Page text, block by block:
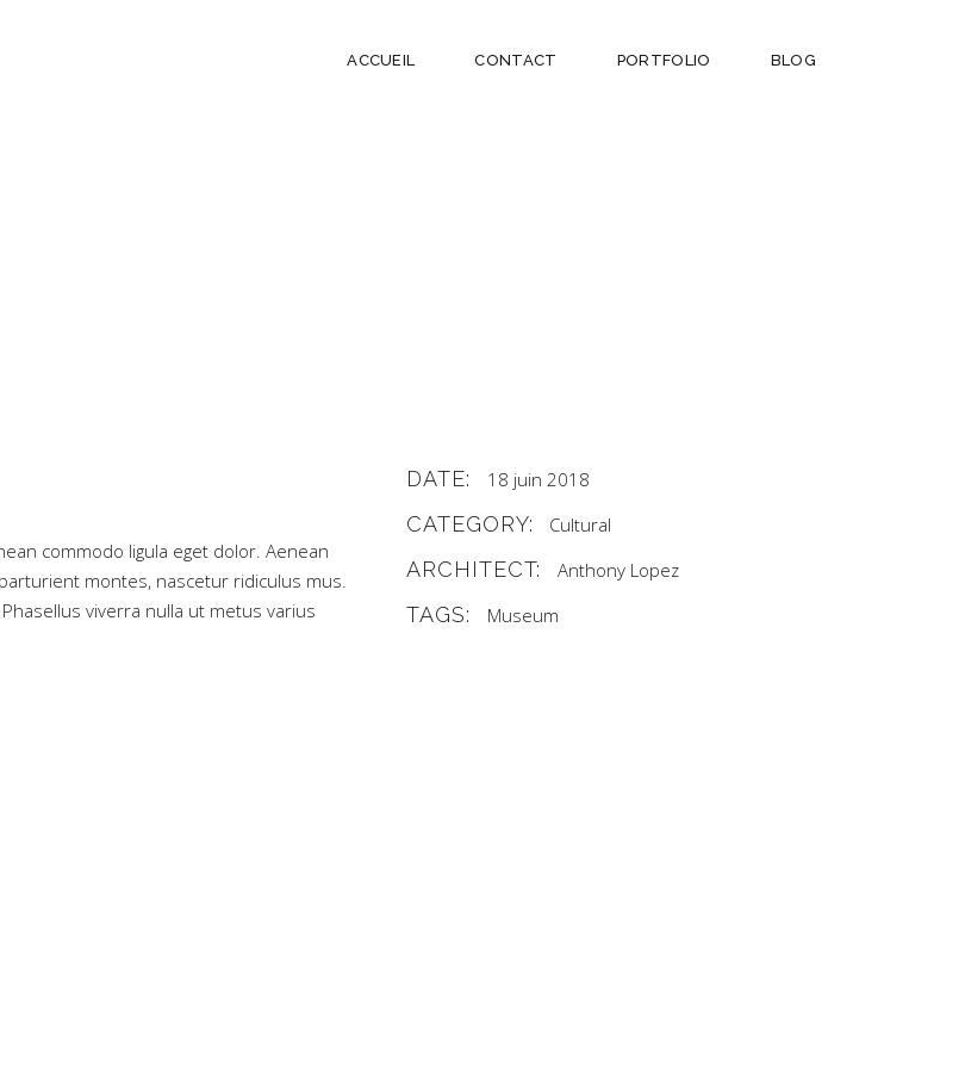
ACCUEIL CONTACT PORTFOLIO BLOG
commodo ligula eget dolor. Aenean
montes, nascetur ridiculus mus.
viverra nulla ut metus varius
DATE: 18 juin 2018
CATEGORY: Cultural
ARCHITECT: Anthony Lopez
TAGS: Museum